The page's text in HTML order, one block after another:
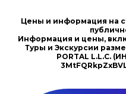
Цены и информация на
Информация и цены,
Туры и Экскурсии
PORTAL L.L.C.